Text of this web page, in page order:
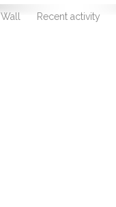
Wall Recent activity